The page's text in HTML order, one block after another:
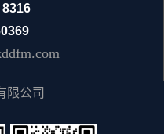
8316
限公司